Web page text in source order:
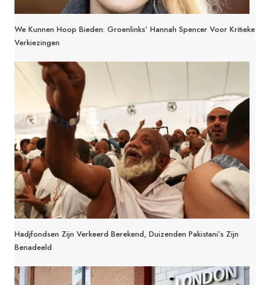
We Kunnen Hoop Bieden: Groenlinks’ Hannah Spencer Voor Kritieke
Verkiezingen
Hadjfondsen Zijn Verkeerd Berekend, Duizenden Pakistani’s Zijn
Benadeeld